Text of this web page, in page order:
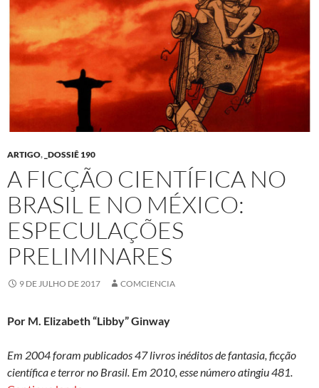
ARTIGO, _DOSSIÊ 190
A FICÇÃO CIENTÍFICA NO
BRASIL E NO MÉXICO:
ESPECULAÇÕES
PRELIMINARES
9 DE JULHO DE 2017 COMCIENCIA
Por M. Elizabeth “Libby” Ginway
Em 2004 foram publicados 47 livros inéditos de fantasia, ficção
científica e terror no Brasil. Em 2010, esse número atingiu 481.